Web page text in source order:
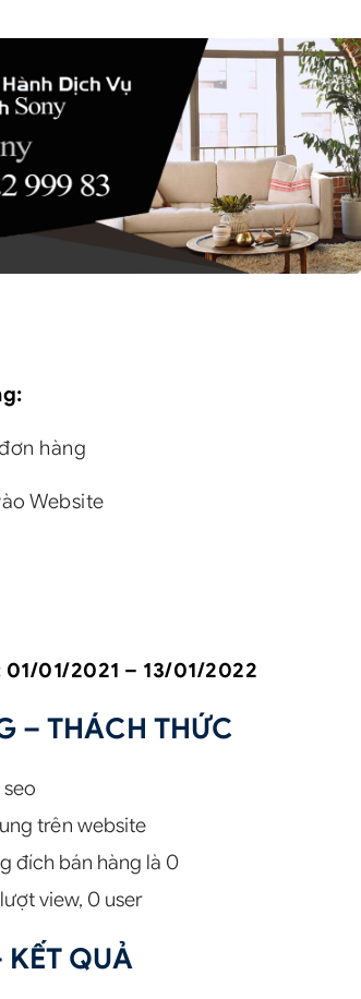
hàng
Website
01/01/2021 – 13/01/2022
– THÁCH THỨC
trên website
đích bán hàng là 0
view, 0 user
KẾT QUẢ